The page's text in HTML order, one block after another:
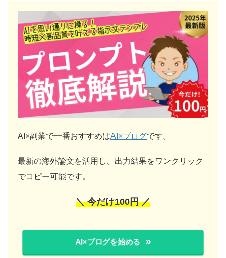
AI×副業で一番おすすめはAI×ブログです。
最新の海外論文を活用し、出力結果をワンクリック
でコピー可能です。
＼ 今だけ100円 ／
AI×ブログを始める